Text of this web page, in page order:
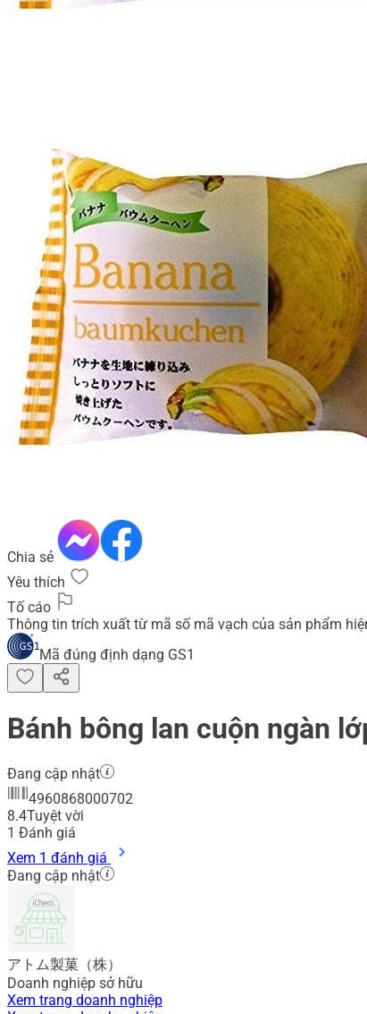
Chia sẻ
Yêu thích
Tố cáo
Thông tin trích xuất từ mã số mã vạch của sản phẩm
Mã đúng định dạng GS1
Bánh bông lan cuộn ngàn
Đang cập nhật
4960868000702
8.4Tuyệt vời
1 Đánh giá
Xem 1 đánh giá
Đang cập nhật
アトム製菓（株）
Doanh nghiệp sở hữu
Xem trang doanh nghiệp